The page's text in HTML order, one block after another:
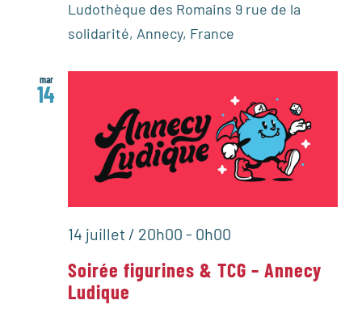
Ludothèque des Romains 9 rue de la
solidarité, Annecy, France
mar
14
Soirée figurines & TCG – Annecy
Ludique
14 juillet / 20h00 - 0h00